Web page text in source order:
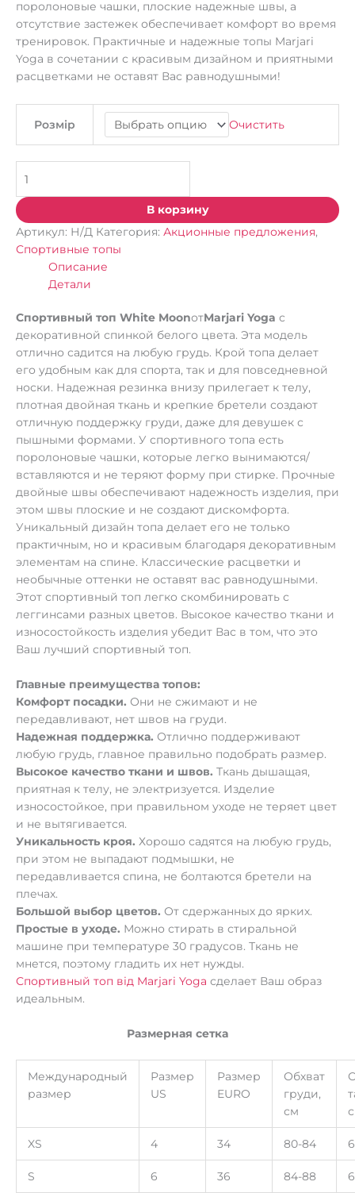
поролоновые чашки, плоские надежные швы, а
отсутствие застежек обеспечивает комфорт во время
тренировок. Практичные и надежные топы Marjari
Yoga в сочетании с красивым дизайном и приятными
расцветками не оставят Вас равнодушными!
Розмір Очистить
В корзину
Артикул: Н/Д Категория: Акционные предложения,
Спортивные топы
Описание
Детали
Спортивный топ White MoonотMarjari Yoga с
декоративной спинкой белого цвета. Эта модель
отлично садится на любую грудь. Крой топа делает
его удобным как для спорта, так и для повседневной
носки. Надежная резинка внизу прилегает к телу,
плотная двойная ткань и крепкие бретели создают
отличную поддержку груди, даже для девушек с
пышными формами. У спортивного топа есть
поролоновые чашки, которые легко вынимаются/
вставляются и не теряют форму при стирке. Прочные
двойные швы обеспечивают надежность изделия, при
этом швы плоские и не создают дискомфорта.
Уникальный дизайн топа делает его не только
практичным, но и красивым благодаря декоративным
элементам на спине. Классические расцветки и
необычные оттенки не оставят вас равнодушными.
Этот спортивный топ легко скомбинировать с
леггинсами разных цветов. Высокое качество ткани и
износостойкость изделия убедит Вас в том, что это
Ваш лучший спортивный топ.
Главные преимущества топов:
Комфорт посадки. Они не сжимают и не
передавливают, нет швов на груди.
Надежная поддержка. Отлично поддерживают
любую грудь, главное правильно подобрать размер.
Высокое качество ткани и швов. Ткань дышащая,
приятная к телу, не электризуется. Изделие
износостойкое, при правильном уходе не теряет цвет
и не вытягивается.
Уникальность кроя. Хорошо садятся на любую грудь,
при этом не выпадают подмышки, не
передавливается спина, не болтаются бретели на
плечах.
Большой выбор цветов. От сдержанных до ярких.
Простые в уходе. Можно стирать в стиральной
машине при температуре 30 градусов. Ткань не
мнется, поэтому гладить их нет нужды.
Спортивный топ від Marjari Yoga сделает Ваш образ
идеальным.
Размерная сетка
Международный
размер
Размер
US
Размер
EURO
Обхват
груди,
см
XS 4 34 80-84
S 6 36 84-88